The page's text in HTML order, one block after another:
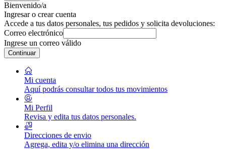
Bienvenido/a
Ingresar o crear cuenta
Accede a tus datos personales, tus pedidos y solicita devoluciones:
Correo electrónico
Ingrese un correo válido
Continuar
Mi cuenta
Aquí podrás consultar todos tus movimientos
Mi Perfil
Revisa y edita tus datos personales.
Direcciones de envio
Agrega, edita y/o elimina una dirección